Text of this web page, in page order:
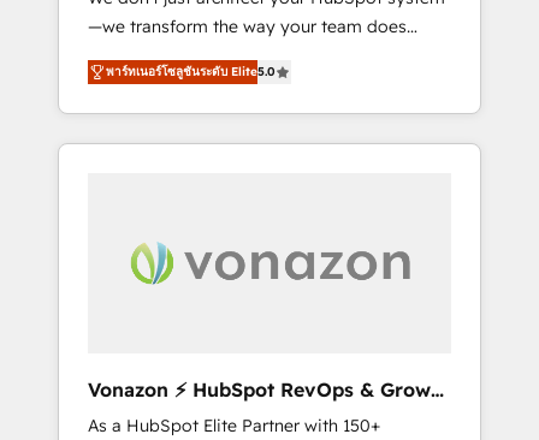
9001:2015 across all seven international
offices and 175+ employees.
—we transform the way your team does
business. As an Elite HubSpot Solutions
Partner, we specialize in creating tailored,
end-to-end CRM solutions that accelerate
growth, improve operational efficiency, and
time to deeply understand your unique
needs, crafting custom strategies that deliver
responsiveness, and ongoing support, we
equip your team to adopt new systems with
พาร์ทเนอร์โซลูชันระดับ Elite5.0
Vonazon ⚡ HubSpot RevOps & Growth
Strategy Experts
As a HubSpot Elite Partner with 150+